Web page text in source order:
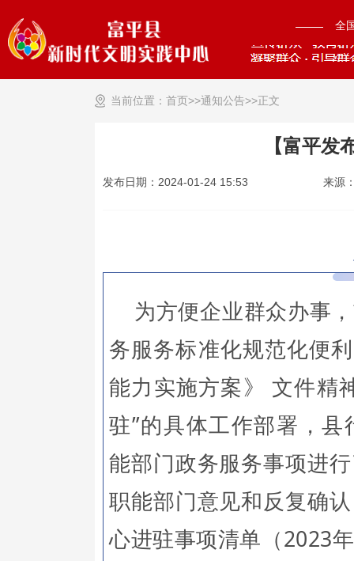
全
当前位置： 首页>>通知公告>>正文
【富平
发布日期：2024-01-24 15:53 来源
为方便企业群众办事
务服务标准化规范化便
能力实施方案》 文件精
驻”的具体工作部署，
能部门政务服务事项进
职能部门意见和反复确
心进驻事项清单（2023